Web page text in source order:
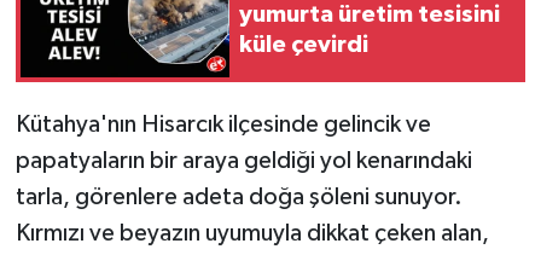
yumurta üretim tesisini
küle çevirdi
Kütahya'nın Hisarcık ilçesinde gelincik ve
papatyaların bir araya geldiği yol kenarındaki
tarla, görenlere adeta doğa şöleni sunuyor.
Kırmızı ve beyazın uyumuyla dikkat çeken alan,